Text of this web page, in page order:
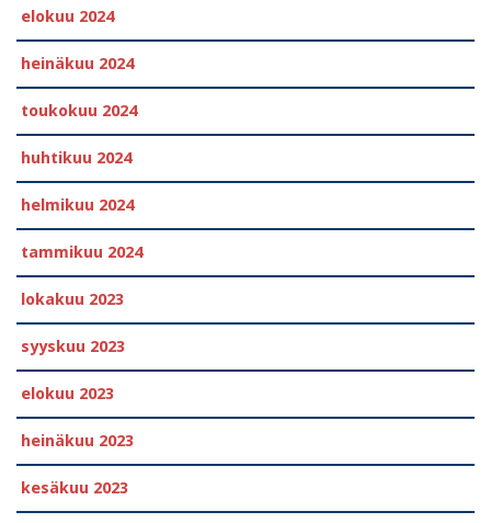
elokuu 2024
heinäkuu 2024
toukokuu 2024
huhtikuu 2024
helmikuu 2024
tammikuu 2024
lokakuu 2023
syyskuu 2023
elokuu 2023
heinäkuu 2023
kesäkuu 2023